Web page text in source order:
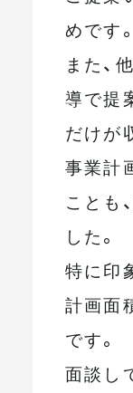
めです。
また、
導で提
だけが
事業計
ことも
した。
特に印
計画面
です。
面談し